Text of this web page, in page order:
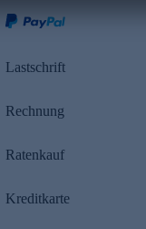
Lastschrift
Rechnung
Ratenkauf
Kreditkarte